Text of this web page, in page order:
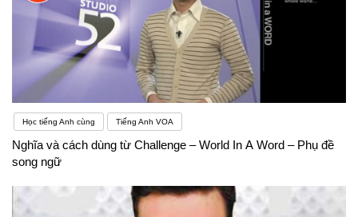
Học tiếng Anh cùng Tiếng Anh VOA
Nghĩa và cách dùng từ Challenge – World In A Word – Phụ đề
song ngữ